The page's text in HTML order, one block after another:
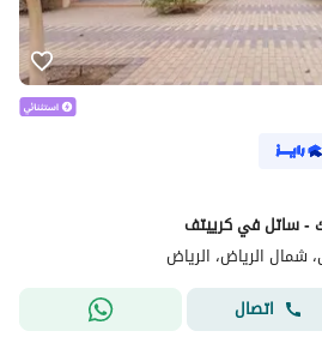
- ساتل في كرييتف
شمال الرياض، الرياض
اتصال